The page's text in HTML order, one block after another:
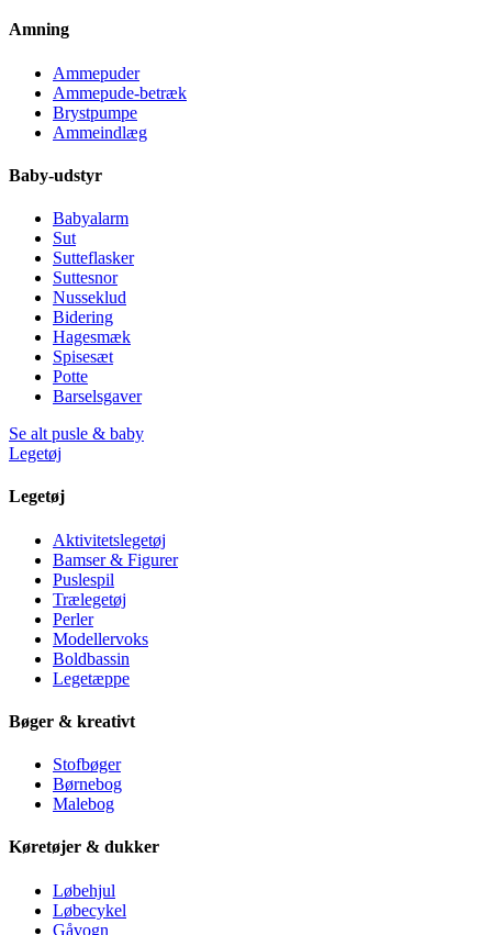
Amning
Ammepuder
Ammepude-betræk
Brystpumpe
Ammeindlæg
Baby-udstyr
Babyalarm
Sut
Sutteflasker
Suttesnor
Nusseklud
Bidering
Hagesmæk
Spisesæt
Potte
Barselsgaver
Se alt pusle & baby
Legetøj
Legetøj
Aktivitetslegetøj
Bamser & Figurer
Puslespil
Trælegetøj
Perler
Modellervoks
Boldbassin
Legetæppe
Bøger & kreativt
Stofbøger
Børnebog
Malebog
Køretøjer & dukker
Løbehjul
Løbecykel
Gåvogn